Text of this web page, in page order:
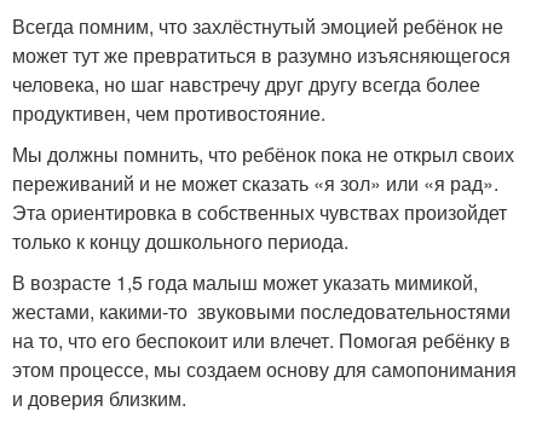
Всегда помним, что захлёстнутый эмоцией ребёнок не
может тут же превратиться в разумно изъясняющегося
человека, но шаг навстречу друг другу всегда более
продуктивен, чем противостояние.
Мы должны помнить, что ребёнок пока не открыл своих
переживаний и не может сказать «я зол» или «я рад».
Эта ориентировка в собственных чувствах произойдет
только к концу дошкольного периода.
В возрасте 1,5 года малыш может указать мимикой,
жестами, какими-то звуковыми последовательностями
на то, что его беспокоит или влечет. Помогая ребёнку в
этом процессе, мы создаем основу для самопонимания
и доверия близким.